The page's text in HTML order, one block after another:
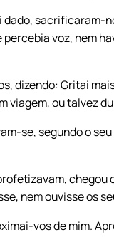
sacrificaram-
percebia voz, nem
dizendo: Gritai
viagem, ou talvez
se, segundo o
nem ouvisse os
vos de mim.